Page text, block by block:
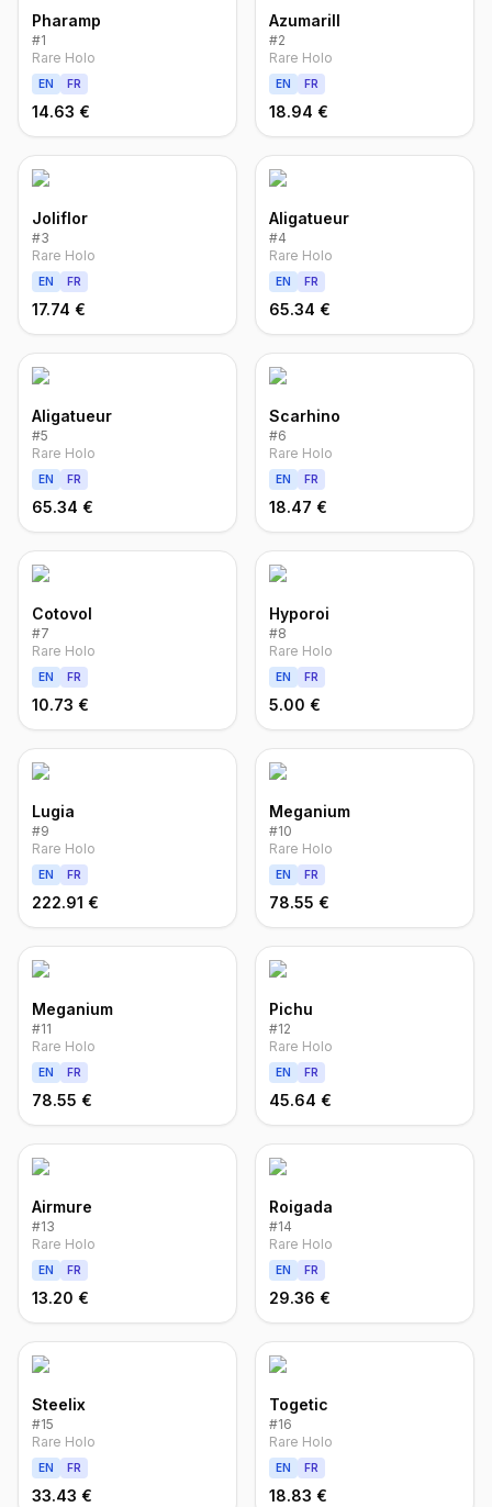
Pharamp
#1
Rare Holo
EN FR
14.63 €
Azumarill
#2
Rare Holo
EN FR
18.94 €
Joliflor
#3
Rare Holo
EN FR
17.74 €
Aligatueur
#4
Rare Holo
EN FR
65.34 €
Aligatueur
#5
Rare Holo
EN FR
65.34 €
Scarhino
#6
Rare Holo
EN FR
18.47 €
Cotovol
#7
Rare Holo
EN FR
10.73 €
Hyporoi
#8
Rare Holo
EN FR
5.00 €
Lugia
#9
Rare Holo
EN FR
222.91 €
Meganium
#10
Rare Holo
EN FR
78.55 €
Meganium
#11
Rare Holo
EN FR
78.55 €
Pichu
#12
Rare Holo
EN FR
45.64 €
Airmure
#13
Rare Holo
EN FR
13.20 €
Roigada
#14
Rare Holo
EN FR
29.36 €
Steelix
#15
Rare Holo
EN FR
33.43 €
Togetic
#16
Rare Holo
EN FR
18.83 €